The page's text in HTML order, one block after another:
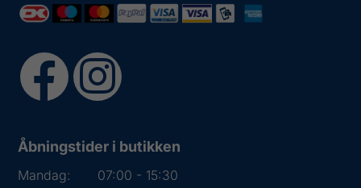
Åbningstider i butikken
Mandag:
07:00 - 15:30